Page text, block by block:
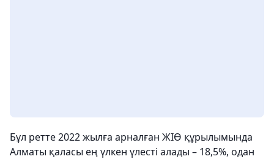
Бұл ретте 2022 жылға арналған ЖІӨ құрылымында
Алматы қаласы ең үлкен үлесті алады – 18,5%, одан